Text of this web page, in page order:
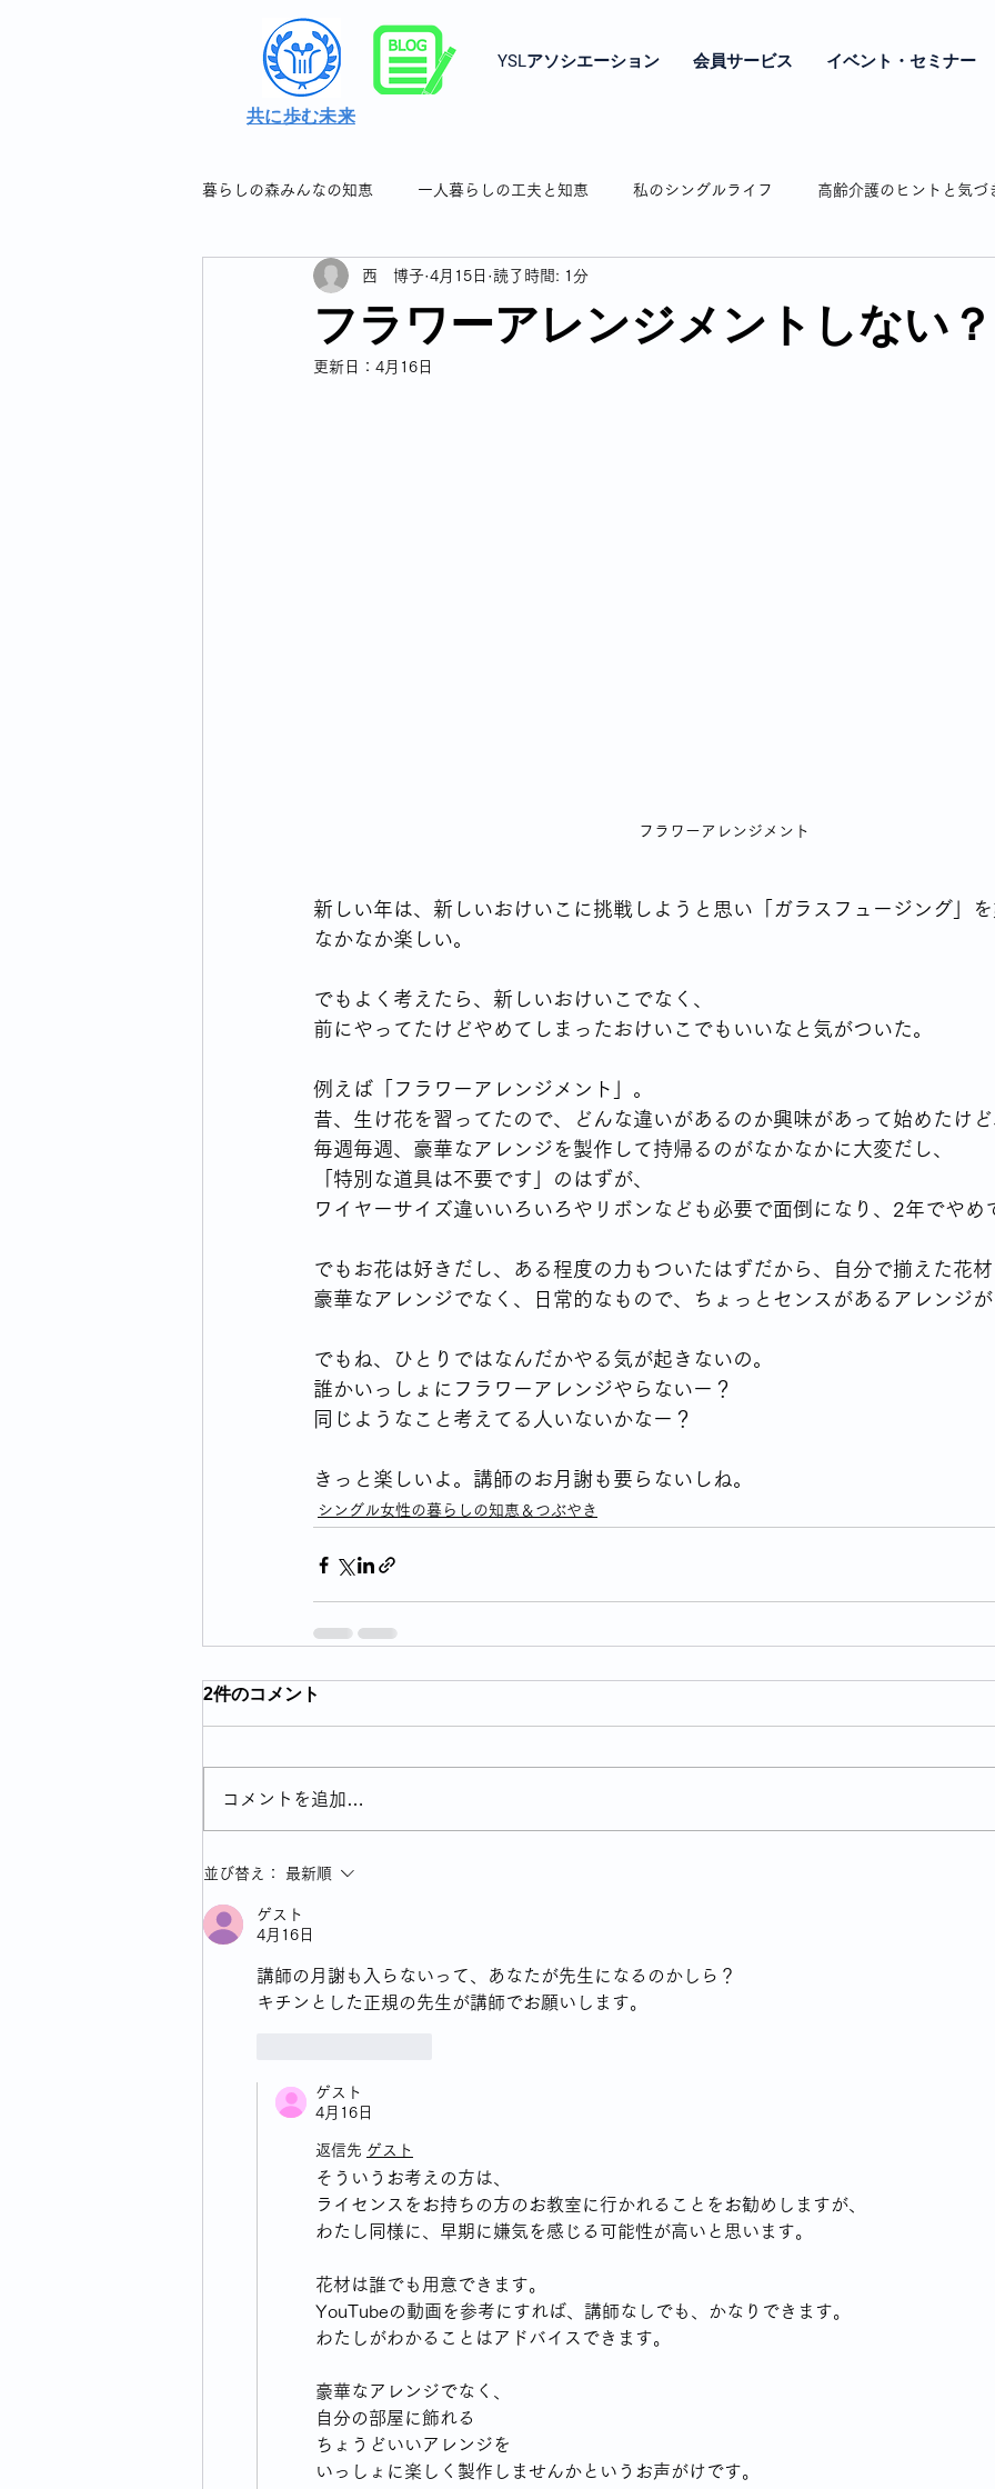
共に歩む未来
YSLアソシエーション 会員サービス イベント・セミナー
暮らしの森みんなの知恵 一人暮らしの工夫と知恵 私のシングルライフ 高齢介護のヒントと気づ
シングル女性の暮らしの知恵＆つぶやき シングル女性の年金とお金の話
シングル女性のフレイル対策
フラワーアレンジメントしない？
西 博子 4月15日 読了時間: 1分
更新日： 4月16日
フラワーアレンジメント
新しい年は、新しいおけいこに挑戦しようと思い「ガラスフュージング」を
なかなか楽しい。
でもよく考えたら、新しいおけいこでなく、
前にやってたけどやめてしまったおけいこでもいいなと気がついた。
例えば「フラワーアレンジメント」。
昔、生け花を習ってたので、どんな違いがあるのか興味があって始めたけど
毎週毎週、豪華なアレンジを製作して持帰るのがなかなかに大変だし、
「特別な道具は不要です」のはずが、
ワイヤーサイズ違いいろいろやリボンなども必要で面倒になり、2年でやめ
でもお花は好きだし、ある程度の力もついたはずだから、自分で揃えた花材
豪華なアレンジでなく、日常的なもので、ちょっとセンスがあるアレンジが
でもね、ひとりではなんだかやる気が起きないの。
誰かいっしょにフラワーアレンジやらないー？
同じようなこと考えてる人いないかなー？
きっと楽しいよ。講師のお月謝も要らないしね。
シングル女性の暮らしの知恵＆つぶやき
2件のコメント
コメントを追加…
並び替え： 最新順
ゲスト
4月16日
講師の月謝も入らないって、あなたが先生になるのかしら？
キチンとした正規の先生が講師でお願いします。
ゲスト
4月16日
返信先 ゲスト
そういうお考えの方は、
ライセンスをお持ちの方のお教室に行かれることをお勧めしますが、
わたし同様に、早期に嫌気を感じる可能性が高いと思います。
花材は誰でも用意できます。
YouTubeの動画を参考にすれば、講師なしでも、かなりできます。
わたしがわかることはアドバイスできます。
豪華なアレンジでなく、
自分の部屋に飾れる
ちょうどいいアレンジを
いっしょに楽しく製作しませんかというお声がけです。